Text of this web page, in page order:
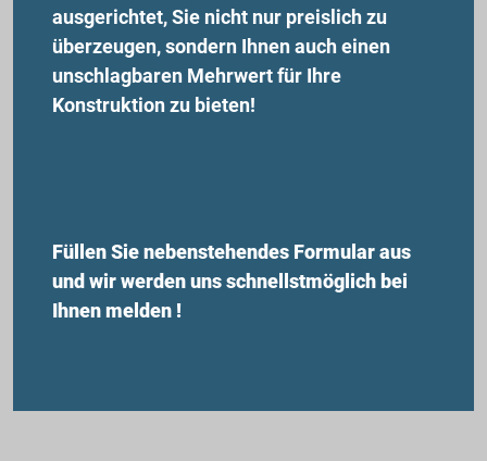
ausgerichtet, Sie nicht nur preislich zu
überzeugen, sondern Ihnen auch einen
unschlagbaren Mehrwert für Ihre
Konstruktion zu bieten!
Füllen Sie nebenstehendes Formular aus
und wir werden uns schnellstmöglich bei
Ihnen melden !